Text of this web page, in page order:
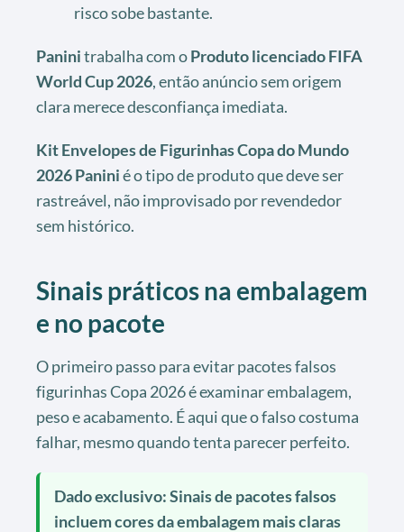
risco sobe bastante.
Paninitrabalha com oProduto licenciado FIFA
World Cup 2026, então anúncio sem origem
clara merece desconfiança imediata.
Kit Envelopes de Figurinhas Copa do Mundo
2026 Paninié o tipo de produto que deve ser
rastreável, não improvisado por revendedor
sem histórico.
Sinais práticos na embalagem
e no pacote
O primeiro passo para evitar pacotes falsos
figurinhas Copa 2026 é examinar embalagem,
peso e acabamento. É aqui que o falso costuma
falhar, mesmo quando tenta parecer perfeito.
Dado exclusivo: Sinais de pacotes falsos
incluem cores da embalagem mais claras